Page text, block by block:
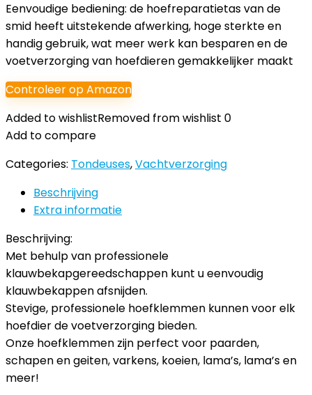
Eenvoudige bediening: de hoefreparatietas van de
smid heeft uitstekende afwerking, hoge sterkte en
handig gebruik, wat meer werk kan besparen en de
voetverzorging van hoefdieren gemakkelijker maakt
Controleer op Amazon
Added to wishlistRemoved from wishlist 0
Add to compare
Categories: Tondeuses,Vachtverzorging
Beschrijving
Extra informatie
Beschrijving:
Met behulp van professionele
klauwbekapgereedschappen kunt u eenvoudig
klauwbekappen afsnijden.
Stevige, professionele hoefklemmen kunnen voor elk
hoefdier de voetverzorging bieden.
Onze hoefklemmen zijn perfect voor paarden,
schapen en geiten, varkens, koeien, lama’s, lama’s en
meer!